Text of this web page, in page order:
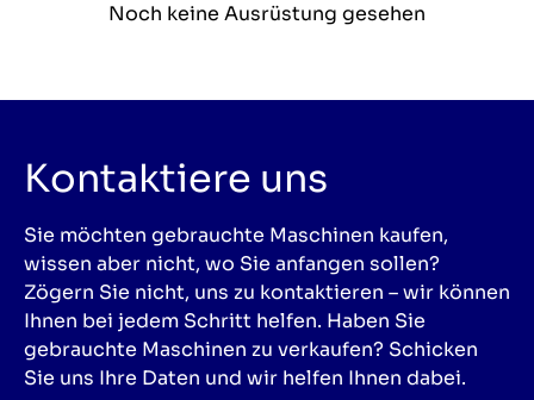
Noch keine Ausrüstung gesehen
Kontaktiere uns
Sie möchten gebrauchte Maschinen kaufen,
wissen aber nicht, wo Sie anfangen sollen?
Zögern Sie nicht, uns zu kontaktieren – wir können
Ihnen bei jedem Schritt helfen. Haben Sie
gebrauchte Maschinen zu verkaufen? Schicken
Sie uns Ihre Daten und wir helfen Ihnen dabei.